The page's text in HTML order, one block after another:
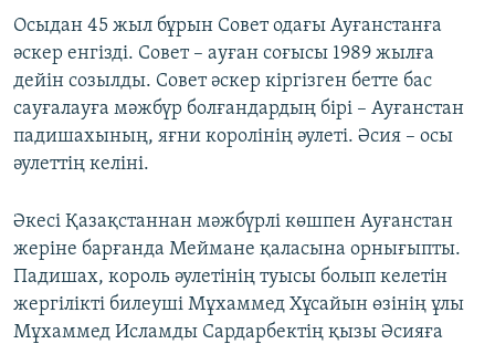
Осыдан 45 жыл бұрын Совет одағы Ауғанстанға
әскер енгізді. Совет – ауған соғысы 1989 жылға
дейін созылды. Совет әскер кіргізген бетте бас
сауғалауға мәжбүр болғандардың бірі – Ауғанстан
падишахының, яғни королінің әулеті. Әсия – осы
әулеттің келіні.
Әкесі Қазақстаннан мәжбүрлі көшпен Ауғанстан
жеріне барғанда Меймане қаласына орнығыпты.
Падишах, король әулетінің туысы болып келетін
жергілікті билеуші Мұхаммед Хұсайын өзінің ұлы
Мұхаммед Исламды Сардарбектің қызы Әсияға